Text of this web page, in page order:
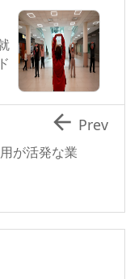
が活発な業
 Prev